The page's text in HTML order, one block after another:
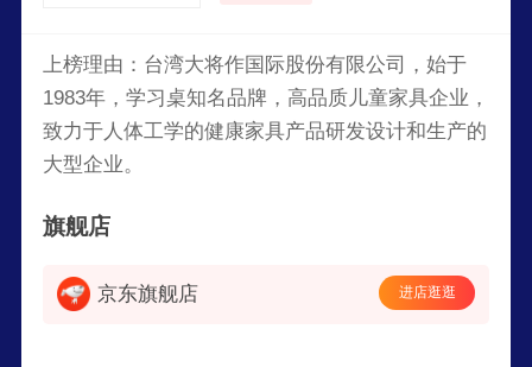
湖州市纳税大户、2011-2012年度纳税信用AAA
级、安吉县十大明星企业的等荣誉。
上榜理由：台湾大将作国际股份有限公司，始于
1983年，学习桌知名品牌，高品质儿童家具企业，
致力于人体工学的健康家具产品研发设计和生产的
大型企业。
旗舰店
京东旗舰店 进店逛逛